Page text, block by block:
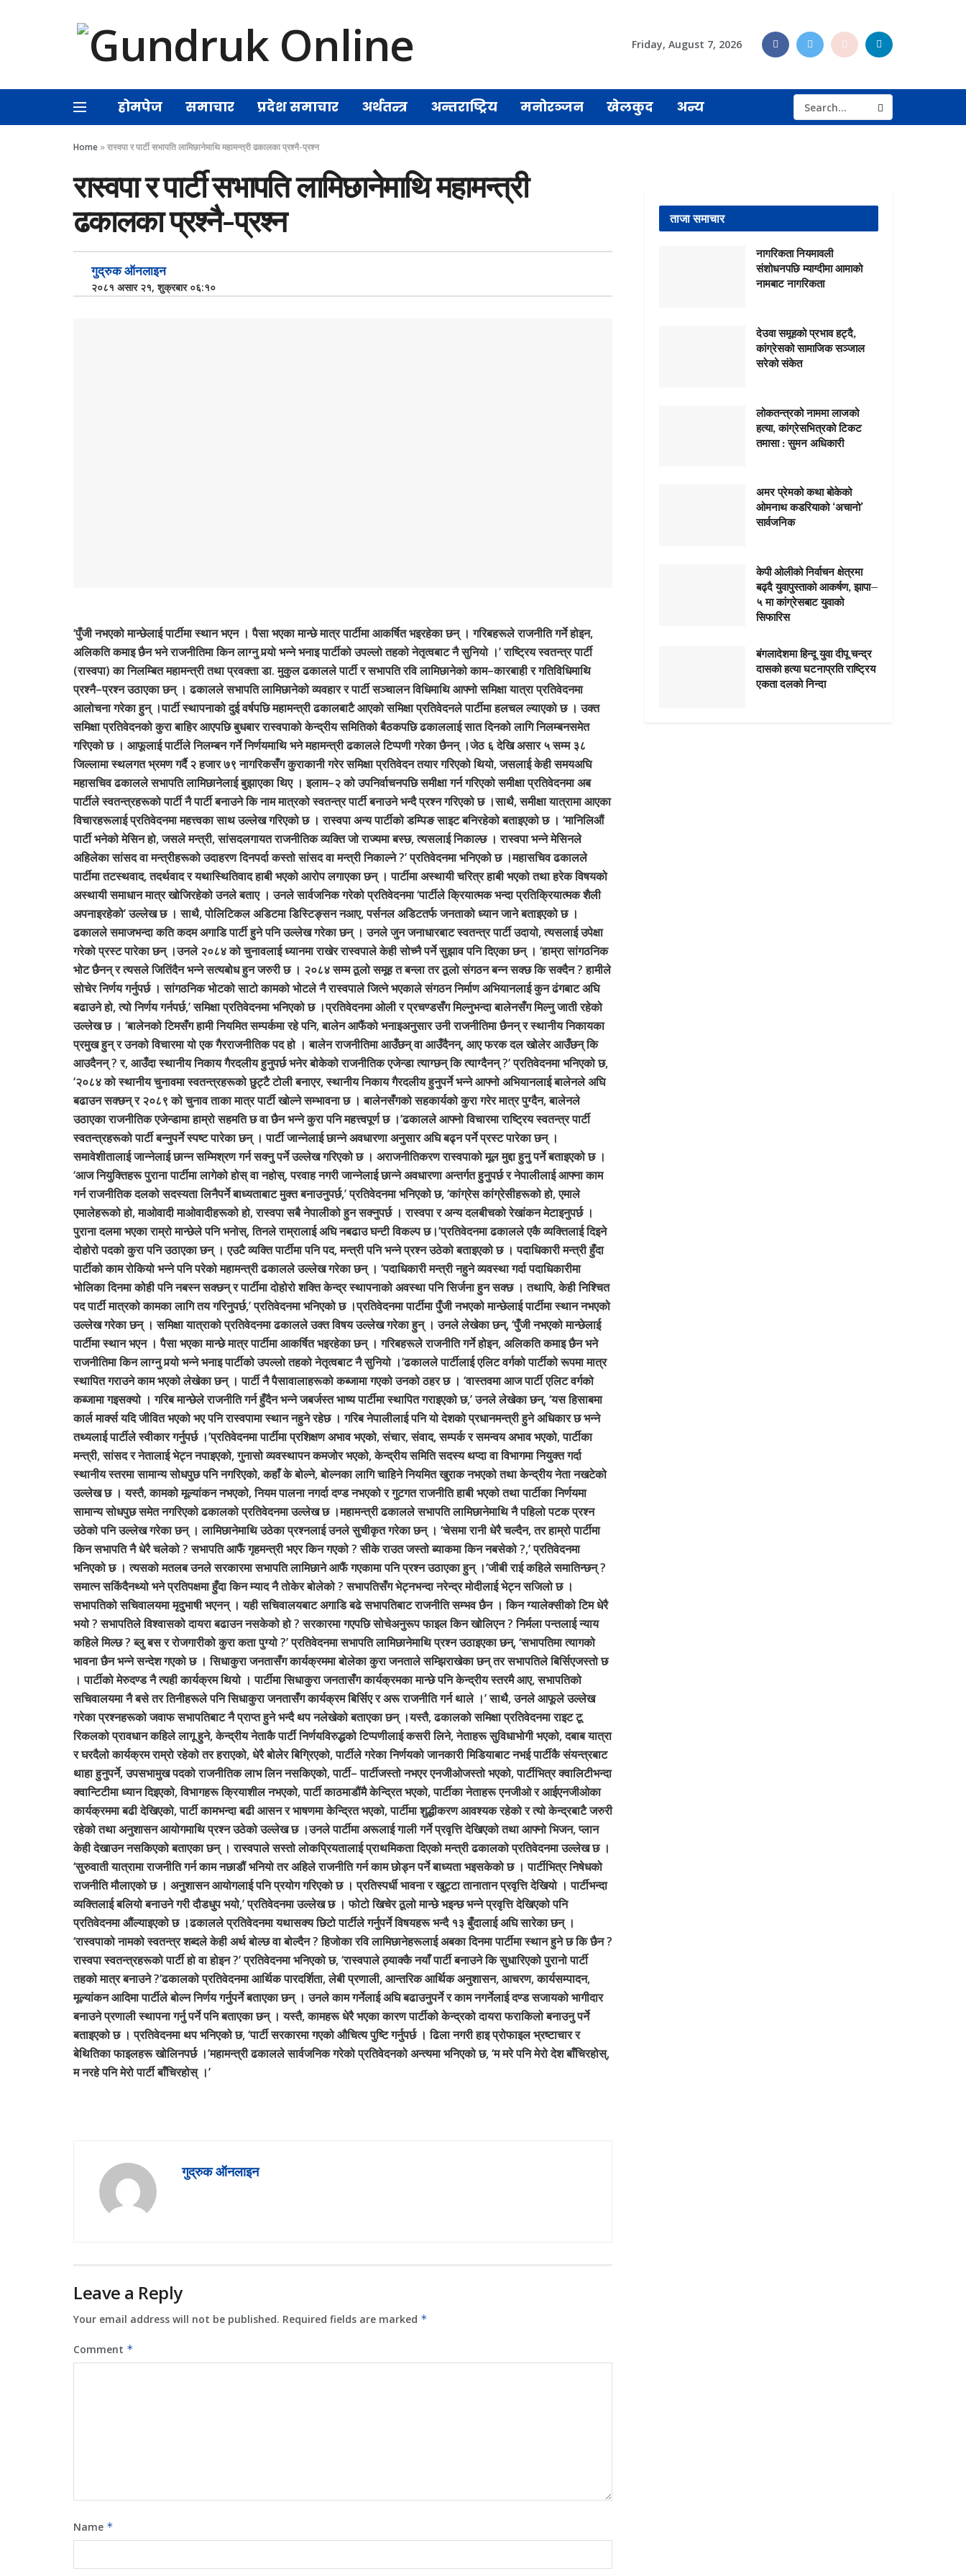
Friday, August 7, 2026
होमपेज समाचार प्रदेश समाचार अर्थतन्त्र अन्तराष्ट्रिय मनोरञ्जन खेलकुद अन्य
Home »रास्वपा र पार्टी सभापति लामिछानेमाथि महामन्त्री ढकालका प्रश्नै-प्रश्न
रास्वपा र पार्टी सभापति लामिछानेमाथि महामन्त्री
ढकालका प्रश्नै-प्रश्न
गुद्रुक ऑनलाइन
२०८१ असार २१, शुक्रबार ०६:१०
‘पुँजी नभएको मान्छेलाई पार्टीमा स्थान भएन । पैसा भएका मान्छे मात्र पार्टीमा आकर्षित भइरहेका छन् । गरिबहरूले राजनीति गर्ने होइन,
अलिकति कमाइ छैन भने राजनीतिमा किन लाग्नु पर्‍यो भन्ने भनाइ पार्टीको उपल्लो तहको नेतृत्वबाट नै सुनियो ।’ राष्ट्रिय स्वतन्त्र पार्टी
(रास्वपा) का निलम्बित महामन्त्री तथा प्रवक्ता डा. मुकुल ढकालले पार्टी र सभापति रवि लामिछानेको काम–कारबाही र गतिविधिमाथि
प्रश्नै–प्रश्न उठाएका छन् । ढकालले सभापति लामिछानेको व्यवहार र पार्टी सञ्चालन विधिमाथि आफ्नो समिक्षा यात्रा प्रतिवेदनमा
आलोचना गरेका हुन् ।पार्टी स्थापनाको दुई वर्षपछि महामन्त्री ढकालबाटै आएको समिक्षा प्रतिवेदनले पार्टीमा हलचल ल्याएको छ । उक्त
समिक्षा प्रतिवेदनको कुरा बाहिर आएपछि बुधबार रास्वपाको केन्द्रीय समितिको बैठकपछि ढकाललाई सात दिनको लागि निलम्बनसमेत
गरिएको छ । आफूलाई पार्टीले निलम्बन गर्ने निर्णयमाथि भने महामन्त्री ढकालले टिप्पणी गरेका छैनन् ।जेठ ६ देखि असार ५ सम्म ३८
जिल्लामा स्थलगत भ्रमण गर्दै २ हजार ७९ नागरिकसँग कुराकानी गरेर समिक्षा प्रतिवेदन तयार गरिएको थियो, जसलाई केही समयअघि
महासचिव ढकालले सभापति लामिछानेलाई बुझाएका थिए । इलाम–२ को उपनिर्वाचनपछि समीक्षा गर्न गरिएको समीक्षा प्रतिवेदनमा अब
पार्टीले स्वतन्त्रहरूको पार्टी नै पार्टी बनाउने कि नाम मात्रको स्वतन्त्र पार्टी बनाउने भन्दै प्रश्न गरिएको छ ।साथै, समीक्षा यात्रामा आएका
विचारहरूलाई प्रतिवेदनमा महत्त्वका साथ उल्लेख गरिएको छ । रास्वपा अन्य पार्टीको डम्पिङ साइट बनिरहेको बताइएको छ । ‘मानिलिऔं
पार्टी भनेको मेसिन हो, जसले मन्त्री, सांसदलगायत राजनीतिक व्यक्ति जो राज्यमा बस्छ, त्यसलाई निकाल्छ । रास्वपा भन्ने मेसिनले
अहिलेका सांसद वा मन्त्रीहरूको उदाहरण दिनपर्दा कस्तो सांसद वा मन्त्री निकाल्ने ?’ प्रतिवेदनमा भनिएको छ ।महासचिव ढकालले
पार्टीमा तटस्थवाद, तदर्थवाद र यथास्थितिवाद हाबी भएको आरोप लगाएका छन् । पार्टीमा अस्थायी चरित्र हाबी भएको तथा हरेक विषयको
अस्थायी समाधान मात्र खोजिरहेको उनले बताए । उनले सार्वजनिक गरेको प्रतिवेदनमा ‘पार्टीले क्रियात्मक भन्दा प्रतिक्रियात्मक शैली
अपनाइरहेको’ उल्लेख छ । साथै, पोलिटिकल अडिटमा डिस्टिङ्सन नआए, पर्सनल अडिटतर्फ जनताको ध्यान जाने बताइएको छ ।
ढकालले समाजभन्दा कति कदम अगाडि पार्टी हुने पनि उल्लेख गरेका छन् । उनले जुन जनाधारबाट स्वतन्त्र पार्टी उदायो, त्यसलाई उपेक्षा
गरेको प्रस्ट पारेका छन् ।उनले २०८४ को चुनावलाई ध्यानमा राखेर रास्वपाले केही सोच्नै पर्ने सुझाव पनि दिएका छन् । ‘हाम्रा सांगठनिक
भोट छैनन् र त्यसले जितिंदैन भन्ने सत्यबोध हुन जरुरी छ । २०८४ सम्म ठूलो समूह त बन्ला तर ठूलो संगठन बन्न सक्छ कि सक्दैन ? हामीले
सोचेर निर्णय गर्नुपर्छ । सांगठनिक भोटको साटो कामको भोटले नै रास्वपाले जित्ने भएकाले संगठन निर्माण अभियानलाई कुन ढंगबाट अघि
बढाउने हो, त्यो निर्णय गर्नपर्छ,’ समिक्षा प्रतिवेदनमा भनिएको छ ।प्रतिवेदनमा ओली र प्रचण्डसँग मिल्नुभन्दा बालेनसँग मिल्नु जाती रहेको
उल्लेख छ । ‘बालेनको टिमसँग हामी नियमित सम्पर्कमा रहे पनि, बालेन आफैंको भनाइअनुसार उनी राजनीतिमा छैनन् र स्थानीय निकायका
प्रमुख हुन् र उनको विचारमा यो एक गैरराजनीतिक पद हो । बालेन राजनीतिमा आउँछन् वा आउँदैनन्, आए फरक दल खोलेर आउँछन् कि
आउदैनन् ? र, आउँदा स्थानीय निकाय गैरदलीय हुनुपर्छ भनेर बोकेको राजनीतिक एजेन्डा त्याग्छन् कि त्याग्दैनन् ?’ प्रतिवेदनमा भनिएको छ,
‘२०८४ को स्थानीय चुनावमा स्वतन्त्रहरूको छुट्टै टोली बनाएर, स्थानीय निकाय गैरदलीय हुनुपर्ने भन्ने आफ्नो अभियानलाई बालेनले अघि
बढाउन सक्छन् र २०८९ को चुनाव ताका मात्र पार्टी खोल्ने सम्भावना छ । बालेनसँगको सहकार्यको कुरा गरेर मात्र पुग्दैन, बालेनले
उठाएका राजनीतिक एजेन्डामा हाम्रो सहमति छ वा छैन भन्ने कुरा पनि महत्त्वपूर्ण छ ।’ढकालले आफ्नो विचारमा राष्ट्रिय स्वतन्त्र पार्टी
स्वतन्त्रहरूको पार्टी बन्नुपर्ने स्पष्ट पारेका छन् । पार्टी जान्नेलाई छान्ने अवधारणा अनुसार अघि बढ्न पर्ने प्रस्ट पारेका छन् ।
समावेशीतालाई जान्नेलाई छान्न सम्मिश्रण गर्न सक्नु पर्ने उल्लेख गरिएको छ । अराजनीतिकरण रास्वपाको मूल मुद्दा हुनु पर्ने बताइएको छ ।
‘आज नियुक्तिहरू पुराना पार्टीमा लागेको होस् वा नहोस्, परवाह नगरी जान्नेलाई छान्ने अवधारणा अन्तर्गत हुनुपर्छ र नेपालीलाई आफ्ना काम
गर्न राजनीतिक दलको सदस्यता लिनैपर्ने बाध्यताबाट मुक्त बनाउनुपर्छ,’ प्रतिवेदनमा भनिएको छ, ‘कांग्रेस कांग्रेसीहरूको हो, एमाले
एमालेहरूको हो, माओवादी माओवादीहरूको हो, रास्वपा सबै नेपालीको हुन सक्नुपर्छ । रास्वपा र अन्य दलबीचको रेखांकन मेटाइनुपर्छ ।
पुराना दलमा भएका राम्रो मान्छेले पनि भनोस्, तिनले राम्रालाई अघि नबढाउ घन्टी विकल्प छ।’प्रतिवेदनमा ढकालले एकै व्यक्तिलाई दिइने
दोहोरो पदको कुरा पनि उठाएका छन् । एउटै व्यक्ति पार्टीमा पनि पद, मन्त्री पनि भन्ने प्रश्न उठेको बताइएको छ । पदाधिकारी मन्त्री हुँदा
पार्टीको काम रोकियो भन्ने पनि परेको महामन्त्री ढकालले उल्लेख गरेका छन् । ‘पदाधिकारी मन्त्री नहुने व्यवस्था गर्दा पदाधिकारीमा
भोलिका दिनमा कोही पनि नबस्न सक्छन् र पार्टीमा दोहोरो शक्ति केन्द्र स्थापनाको अवस्था पनि सिर्जना हुन सक्छ । तथापि, केही निश्चित
पद पार्टी मात्रको कामका लागि तय गरिनुपर्छ,’ प्रतिवेदनमा भनिएको छ ।प्रतिवेदनमा पार्टीमा पुँजी नभएको मान्छेलाई पार्टीमा स्थान नभएको
उल्लेख गरेका छन् । समिक्षा यात्राको प्रतिवेदनमा ढकालले उक्त विषय उल्लेख गरेका हुन् । उनले लेखेका छन्, ‘पुँजी नभएको मान्छेलाई
पार्टीमा स्थान भएन । पैसा भएका मान्छे मात्र पार्टीमा आकर्षित भइरहेका छन् । गरिबहरूले राजनीति गर्ने होइन, अलिकति कमाइ छैन भने
राजनीतिमा किन लाग्नु पर्‍यो भन्ने भनाइ पार्टीको उपल्लो तहको नेतृत्वबाट नै सुनियो ।’ढकालले पार्टीलाई एलिट वर्गको पार्टीको रूपमा मात्र
स्थापित गराउने काम भएको लेखेका छन् । पार्टी नै पैसावालाहरूको कब्जामा गएको उनको ठहर छ । ‘वास्तवमा आज पार्टी एलिट वर्गको
कब्जामा गइसक्यो । गरिब मान्छेले राजनीति गर्न हुँदैन भन्ने जबर्जस्त भाष्य पार्टीमा स्थापित गराइएको छ,’ उनले लेखेका छन्, ‘यस हिसाबमा
कार्ल मार्क्स यदि जीवित भएको भए पनि रास्वपामा स्थान नहुने रहेछ । गरिब नेपालीलाई पनि यो देशको प्रधानमन्त्री हुने अधिकार छ भन्ने
तथ्यलाई पार्टीले स्वीकार गर्नुपर्छ ।’प्रतिवेदनमा पार्टीमा प्रशिक्षण अभाव भएको, संचार, संवाद, सम्पर्क र समन्वय अभाव भएको, पार्टीका
मन्त्री, सांसद र नेतालाई भेट्न नपाइएको, गुनासो व्यवस्थापन कमजोर भएको, केन्द्रीय समिति सदस्य थप्दा वा विभागमा नियुक्त गर्दा
स्थानीय स्तरमा सामान्य सोधपुछ पनि नगरिएको, कहाँ के बोल्ने, बोल्नका लागि चाहिने नियमित खुराक नभएको तथा केन्द्रीय नेता नखटेको
उल्लेख छ । यस्तै, कामको मूल्यांकन नभएको, नियम पालना नगर्दा दण्ड नभएको र गुटगत राजनीति हाबी भएको तथा पार्टीका निर्णयमा
सामान्य सोधपुछ समेत नगरिएको ढकालको प्रतिवेदनमा उल्लेख छ ।महामन्त्री ढकालले सभापति लामिछानेमाथि नै पहिलो पटक प्रश्न
उठेको पनि उल्लेख गरेका छन् । लामिछानेमाथि उठेका प्रश्नलाई उनले सुचीकृत गरेका छन् । ‘चेसमा रानी धेरै चल्दैन, तर हाम्रो पार्टीमा
किन सभापति नै धेरै चलेको ? सभापति आफैं गृहमन्त्री भएर किन गएको ? सीके राउत जस्तो ब्याकमा किन नबसेको ?,’ प्रतिवेदनमा
भनिएको छ । त्यसको मतलब उनले सरकारमा सभापति लामिछाने आफैं गएकामा पनि प्रश्न उठाएका हुन् ।‘जीबी राई कहिले समातिन्छन् ?
समात्न सकिंदैनथ्यो भने प्रतिपक्षमा हुँदा किन म्याद नै तोकेर बोलेको ? सभापतिसँग भेट्नभन्दा नरेन्द्र मोदीलाई भेट्न सजिलो छ ।
सभापतिको सचिवालयमा मृदुभाषी भएनन् । यही सचिवालयबाट अगाडि बढे सभापतिबाट राजनीति सम्भव छैन । किन ग्यालेक्सीको टिम धेरै
भयो ? सभापतिले विश्वासको दायरा बढाउन नसकेको हो ? सरकारमा गएपछि सोचेअनुरूप फाइल किन खोलिएन ? निर्मला पन्तलाई न्याय
कहिले मिल्छ ? ब्लु बस र रोजगारीको कुरा कता पुग्यो ?’ प्रतिवेदनमा सभापति लामिछानेमाथि प्रश्न उठाइएका छन्, ‘सभापतिमा त्यागको
भावना छैन भन्ने सन्देश गएको छ । सिधाकुरा जनतासँग कार्यक्रममा बोलेका कुरा जनताले सम्झिराखेका छन् तर सभापतिले बिर्सिएजस्तो छ
। पार्टीको मेरुदण्ड नै त्यही कार्यक्रम थियो । पार्टीमा सिधाकुरा जनतासँग कार्यक्रमका मान्छे पनि केन्द्रीय स्तरमै आए, सभापतिको
सचिवालयमा नै बसे तर तिनीहरूले पनि सिधाकुरा जनतासँग कार्यक्रम बिर्सिए र अरू राजनीति गर्न थाले ।’ साथै, उनले आफूले उल्लेख
गरेका प्रश्नहरूको जवाफ सभापतिबाट नै प्राप्त हुने भन्दै थप नलेखेको बताएका छन् ।यस्तै, ढकालको समिक्षा प्रतिवेदनमा राइट टू
रिकलको प्रावधान कहिले लागू हुने, केन्द्रीय नेताकै पार्टी निर्णयविरुद्धको टिप्पणीलाई कसरी लिने, नेताहरू सुविधाभोगी भएको, दबाब यात्रा
र घरदैलो कार्यक्रम राम्रो रहेको तर हराएको, धेरै बोलेर बिग्रिएको, पार्टीले गरेका निर्णयको जानकारी मिडियाबाट नभई पार्टीकै संयन्त्रबाट
थाहा हुनुपर्ने, उपसभामुख पदको राजनीतिक लाभ लिन नसकिएको, पार्टी– पार्टीजस्तो नभएर एनजीओजस्तो भएको, पार्टीभित्र क्वालिटीभन्दा
क्वान्टिटीमा ध्यान दिइएको, विभागहरू क्रियाशील नभएको, पार्टी काठमाडौंमै केन्द्रित भएको, पार्टीका नेताहरू एनजीओ र आईएनजीओका
कार्यक्रममा बढी देखिएको, पार्टी कामभन्दा बढी आसन र भाषणमा केन्द्रित भएको, पार्टीमा शुद्धीकरण आवश्यक रहेको र त्यो केन्द्रबाटै जरुरी
रहेको तथा अनुशासन आयोगमाथि प्रश्न उठेको उल्लेख छ ।उनले पार्टीमा अरूलाई गाली गर्ने प्रवृत्ति देखिएको तथा आफ्नो भिजन, प्लान
केही देखाउन नसकिएको बताएका छन् । रास्वपाले सस्तो लोकप्रियतालाई प्राथमिकता दिएको मन्त्री ढकालको प्रतिवेदनमा उल्लेख छ ।
‘सुरुवाती यात्रामा राजनीति गर्न काम नछाडौं भनियो तर अहिले राजनीति गर्न काम छोड्न पर्ने बाध्यता भइसकेको छ । पार्टीभित्र निषेधको
राजनीति मौलाएको छ । अनुशासन आयोगलाई पनि प्रयोग गरिएको छ । प्रतिस्पर्धी भावना र खुट्टा तानातान प्रवृत्ति देखियो । पार्टीभन्दा
व्यक्तिलाई बलियो बनाउने गरी दौडधुप भयो,’ प्रतिवेदनमा उल्लेख छ । फोटो खिचेर ठूलो मान्छे भइन्छ भन्ने प्रवृत्ति देखिएको पनि
प्रतिवेदनमा औंल्याइएको छ ।ढकालले प्रतिवेदनमा यथासक्य छिटो पार्टीले गर्नुपर्ने विषयहरू भन्दै १३ बुँदालाई अघि सारेका छन् ।
‘रास्वपाको नामको स्वतन्त्र शब्दले केही अर्थ बोल्छ वा बोल्दैन ? हिजोका रवि लामिछानेहरूलाई अबका दिनमा पार्टीमा स्थान हुने छ कि छैन ?
रास्वपा स्वतन्त्रहरूको पार्टी हो वा होइन ?’ प्रतिवेदनमा भनिएको छ, ‘रास्वपाले ठ्याक्कै नयाँ पार्टी बनाउने कि सुधारिएको पुरानो पार्टी
तहको मात्र बनाउने ?’ढकालको प्रतिवेदनमा आर्थिक पारदर्शिता, लेबी प्रणाली, आन्तरिक आर्थिक अनुशासन, आचरण, कार्यसम्पादन,
मूल्यांकन आदिमा पार्टीले बोल्न निर्णय गर्नुपर्ने बताएका छन् । उनले काम गर्नेलाई अघि बढाउनुपर्ने र काम नगर्नेलाई दण्ड सजायको भागीदार
बनाउने प्रणाली स्थापना गर्नु पर्ने पनि बताएका छन् । यस्तै, कामहरू धेरै भएका कारण पार्टीको केन्द्रको दायरा फराकिलो बनाउनु पर्ने
बताइएको छ । प्रतिवेदनमा थप भनिएको छ, ‘पार्टी सरकारमा गएको औचित्य पुष्टि गर्नुपर्छ । ढिला नगरी हाइ प्रोफाइल भ्रष्टाचार र
बेथितिका फाइलहरू खोलिनपर्छ ।’महामन्त्री ढकालले सार्वजनिक गरेको प्रतिवेदनको अन्त्यमा भनिएको छ, ‘म मरे पनि मेरो देश बाँचिरहोस्,
म नरहे पनि मेरो पार्टी बाँचिरहोस् ।’
गुद्रुक ऑनलाइन
Leave a Reply
Your email address will not be published. Required fields are marked *
Comment *
Name *
ताजा समाचार
नागरिकता नियमावली
संशोधनपछि म्याग्दीमा आमाको
नामबाट नागरिकता
देउवा समूहको प्रभाव हट्दै,
कांग्रेसको सामाजिक सञ्जाल
सरेको संकेत
लोकतन्त्रको नाममा लाजको
हत्या, कांग्रेसभित्रको टिकट
तमासा : सुमन अधिकारी
अमर प्रेमको कथा बोकेको
ओमनाथ कडरियाको ‘अचानो’
सार्वजनिक
केपी ओलीको निर्वाचन क्षेत्रमा
बढ्दै युवापुस्ताको आकर्षण, झापा–
५ मा कांग्रेसबाट युवाको
सिफारिस
बंगलादेशमा हिन्दू युवा दीपू चन्द्र
दासको हत्या घटनाप्रति राष्ट्रिय
एकता दलको निन्दा